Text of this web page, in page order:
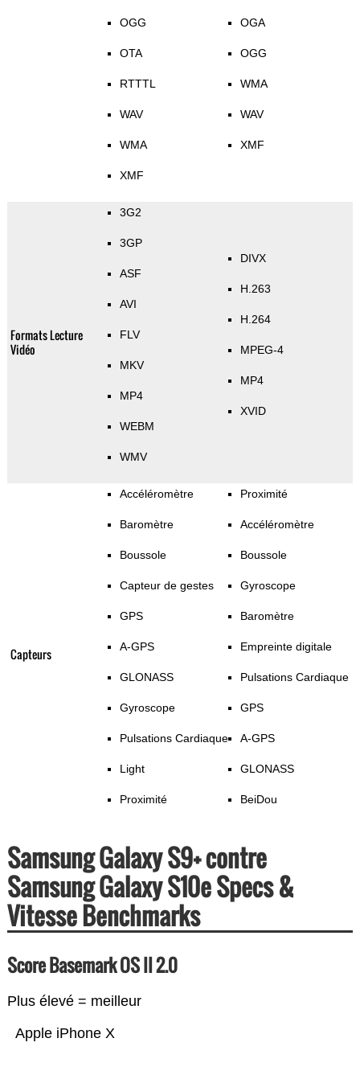
OGG
OTA
RTTTL
WAV
WMA
XMF
OGA
OGG
WMA
WAV
XMF
Formats Lecture
Vidéo
3G2
3GP
ASF
AVI
FLV
MKV
MP4
WEBM
WMV
DIVX
H.263
H.264
MPEG-4
MP4
XVID
Capteurs
Accéléromètre
Baromètre
Boussole
Capteur de gestes
GPS
A-GPS
GLONASS
Gyroscope
Pulsations Cardiaque
Light
Proximité
Proximité
Accéléromètre
Boussole
Gyroscope
Baromètre
Empreinte digitale
Pulsations Cardiaque
GPS
A-GPS
GLONASS
BeiDou
Samsung Galaxy S9+ contre
Samsung Galaxy S10e Specs &
Vitesse Benchmarks
Score Basemark OS II 2.0
Plus élevé = meilleur
Apple iPhone X